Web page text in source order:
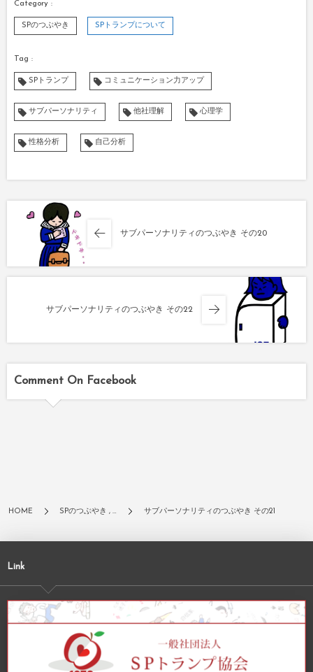
SPのつぶやき SPトランプについて
SPトランプ コミュニケーション力アップ
サブパーソナリティ 他社理解 心理学
性格分析 自己分析
サブパーソナリティのつぶやき その20
サブパーソナリティのつぶやき その22
Comment On Facebook
HOME SPのつぶやき , … サブパーソナリティのつぶやき その21
Link